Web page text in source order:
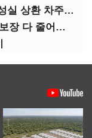
당국, '포용금융' 저금리에 방점…성실 상환 차주는 '역차별'
단독 가입 어려워진 실손, 보험료·보장 다 줄어든 5세대는?